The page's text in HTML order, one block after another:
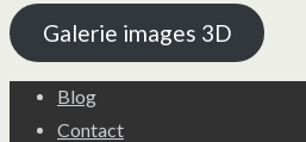
Galerie images 3D
Blog
Contact